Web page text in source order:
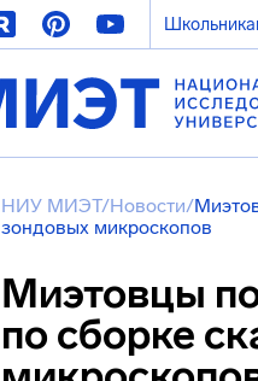
НИУ МИЭТ/Новости/
зондовых микроскопов
Миэтовцы
по сборке